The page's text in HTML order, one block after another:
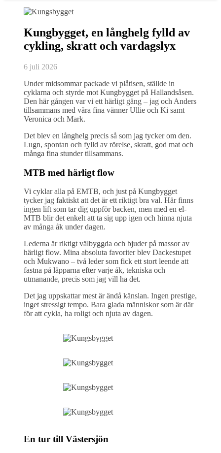
Kungbygget, en långhelg fylld av
cykling, skratt och vardagslyx
6 juli 2026
Under midsommar packade vi plåtisen, ställde in
cyklarna och styrde mot Kungbygget på Hallandsåsen.
Den här gången var vi ett härligt gäng – jag och Anders
tillsammans med våra fina vänner Ullie och Ki samt
Veronica och Mark.
Det blev en långhelg precis så som jag tycker om den.
Lugn, spontan och fylld av rörelse, skratt, god mat och
många fina stunder tillsammans.
MTB med härligt flow
Vi cyklar alla på EMTB, och just på Kungbygget
tycker jag faktiskt att det är ett riktigt bra val. Här finns
ingen lift som tar dig uppför backen, men med en el-
MTB blir det enkelt att ta sig upp igen och hinna njuta
av många åk under dagen.
Lederna är riktigt välbyggda och bjuder på massor av
härligt flow. Mina absoluta favoriter blev Dackestupet
och Mukwano – två leder som fick ett stort leende att
fastna på läpparna efter varje åk, tekniska och
utmanande, precis som jag vill ha det.
Det jag uppskattar mest är ändå känslan. Ingen prestige,
inget stressigt tempo. Bara glada människor som är där
för att cykla, ha roligt och njuta av dagen.
En tur till Västersjön